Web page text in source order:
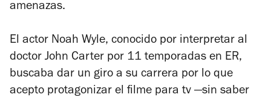
amenazas.
El actor Noah Wyle, conocido por interpretar al
doctor John Carter por 11 temporadas en ER,
buscaba dar un giro a su carrera por lo que
acepto protagonizar el filme para tv —sin saber